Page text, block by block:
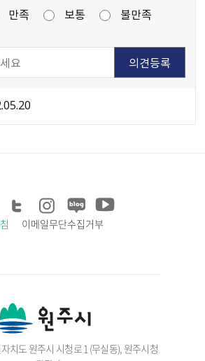
만족 보통
불만족
이메일무단수집거부
치도 원주시 시청로 1 (무실동), 원주시청